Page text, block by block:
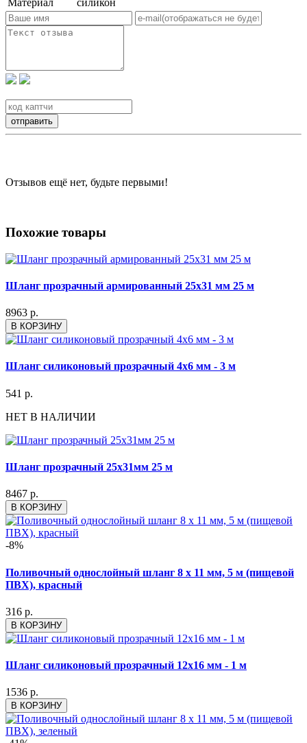
Материал силикон
Отзывов ещё нет, будьте первыми!
Похожие товары
Шланг прозрачный армированный 25х31 мм 25 м
8963 р.
В КОРЗИНУ
Шланг силиконовый прозрачный 4x6 мм - 3 м
541 р.
НЕТ В НАЛИЧИИ
Шланг прозрачный 25х31мм 25 м
8467 р.
В КОРЗИНУ
-8%
Поливочный однослойный шланг 8 х 11 мм, 5 м (пищевой
ПВХ), красный
316 р.
В КОРЗИНУ
Шланг силиконовый прозрачный 12x16 мм - 1 м
1536 р.
В КОРЗИНУ